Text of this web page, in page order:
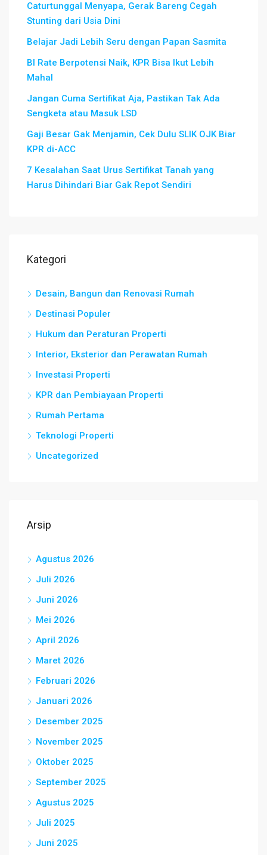
Caturtunggal Menyapa, Gerak Bareng Cegah
Stunting dari Usia Dini
Belajar Jadi Lebih Seru dengan Papan Sasmita
BI Rate Berpotensi Naik, KPR Bisa Ikut Lebih
Mahal
Jangan Cuma Sertifikat Aja, Pastikan Tak Ada
Sengketa atau Masuk LSD
Gaji Besar Gak Menjamin, Cek Dulu SLIK OJK Biar
KPR di-ACC
7 Kesalahan Saat Urus Sertifikat Tanah yang
Harus Dihindari Biar Gak Repot Sendiri
Kategori
Desain, Bangun dan Renovasi Rumah
Destinasi Populer
Hukum dan Peraturan Properti
Interior, Eksterior dan Perawatan Rumah
Investasi Properti
KPR dan Pembiayaan Properti
Rumah Pertama
Teknologi Properti
Uncategorized
Arsip
Agustus 2026
Juli 2026
Juni 2026
Mei 2026
April 2026
Maret 2026
Februari 2026
Januari 2026
Desember 2025
November 2025
Oktober 2025
September 2025
Agustus 2025
Juli 2025
Juni 2025